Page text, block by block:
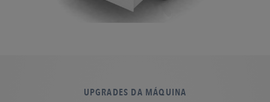
UPGRADES DA MÁQUINA